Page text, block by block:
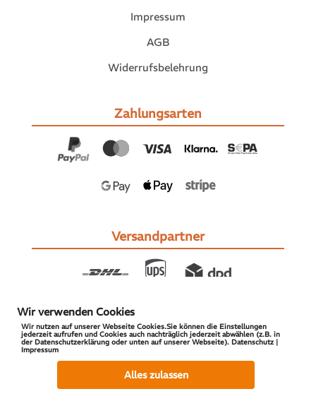
Impressum
AGB
Widerrufsbelehrung
Zahlungsarten
Versandpartner
© 2026 S-PARTS | All Rights Reserved
Wir verwenden Cookies
Wir nutzen auf unserer Webseite Cookies.Sie können die Einstellungen
jederzeit aufrufen und Cookies auch nachträglich jederzeit abwählen (z.B. in
der Datenschutzerklärung oder unten auf unserer Webseite). Datenschutz |
Impressum
Alles zulassen